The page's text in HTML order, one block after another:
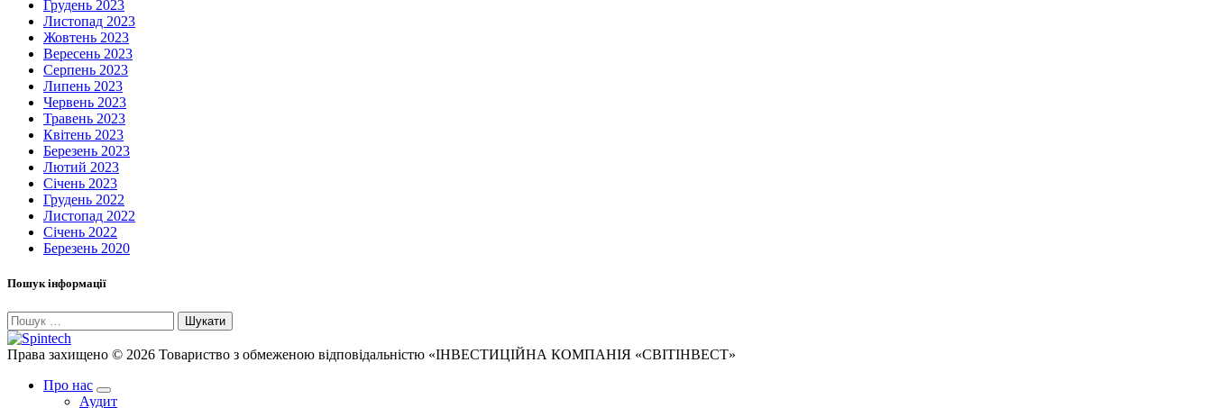
Грудень 2023
Листопад 2023
Жовтень 2023
Вересень 2023
Серпень 2023
Липень 2023
Червень 2023
Травень 2023
Квітень 2023
Березень 2023
Лютий 2023
Січень 2023
Грудень 2022
Листопад 2022
Січень 2022
Березень 2020
Пошук інформації
Пошук:
Права захищено © 2026 Товариство з обмеженою відповідальністю «ІНВЕСТИЦІЙНА КОМПАНІЯ «СВІТІНВЕСТ»
Про нас
Аудит